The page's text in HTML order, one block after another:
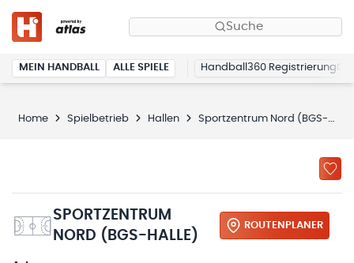
Suche
MEIN HANDBALL ALLE SPIELE Handball360 Registrierung
Home Spielbetrieb Hallen Sportzentrum Nord (BGS-Halle)
SPORTZENTRUM
NORD (BGS-HALLE)
ROUTENPLANER